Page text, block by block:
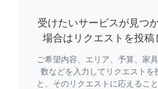
受けたいサービスが見つ
場合はリクエストを投稿
ご希望内容、エリア、予算、家
数などを入力してリクエストを
と、そのリクエストに応えるこ